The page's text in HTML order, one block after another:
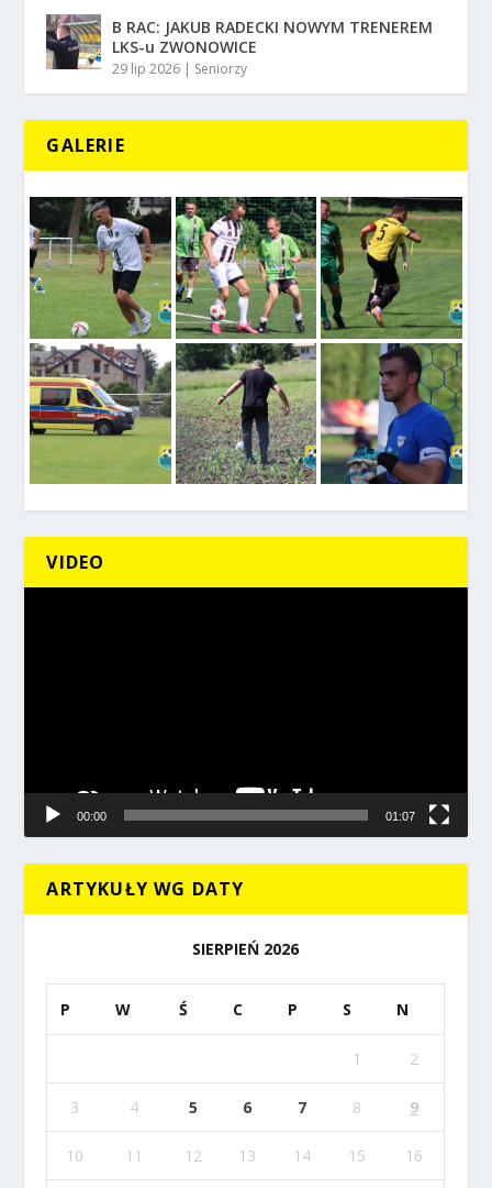
B RAC: JAKUB RADECKI NOWYM TRENEREM
LKS-u ZWONOWICE
29 lip 2026 | Seniorzy
GALERIE
VIDEO
00:00 01:07
ARTYKUŁY WG DATY
SIERPIEŃ 2026
P W Ś C P S N
1 2
3 4 5 6 7 8 9
10 11 12 13 14 15 16